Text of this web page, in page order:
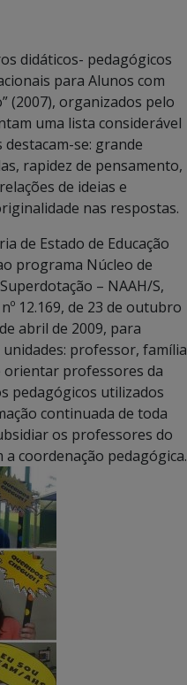
didáticos- pedagógicos
para Alunos com
(2007), organizados pelo
uma lista considerável
se: grande
rapidez de pensamento,
de ideias e
nas respostas.
de Estado de Educação
programa Núcleo de
– NAAH/S,
12.169, de 23 de outubro
abril de 2009, para
professor, família
orientar professores da
pedagógicos utilizados
continuada de toda
os professores do
coordenação pedagógica.